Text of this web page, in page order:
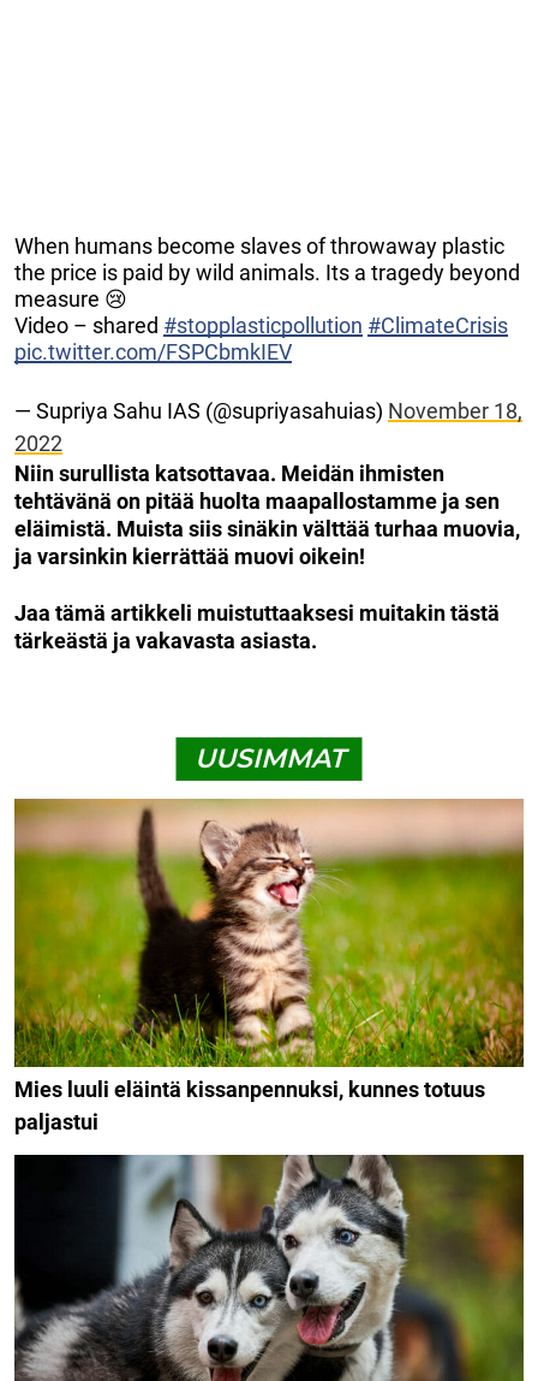
When humans become slaves of throwaway plastic
the price is paid by wild animals. Its a tragedy beyond
measure 😢
Video – shared #stopplasticpollution #ClimateCrisis
pic.twitter.com/FSPCbmkIEV
— Supriya Sahu IAS (@supriyasahuias) November 18,
2022
Niin surullista katsottavaa. Meidän ihmisten
tehtävänä on pitää huolta maapallostamme ja sen
eläimistä. Muista siis sinäkin välttää turhaa muovia,
ja varsinkin kierrättää muovi oikein!
Jaa tämä artikkeli muistuttaaksesi muitakin tästä
tärkeästä ja vakavasta asiasta.
UUSIMMAT
Mies luuli eläintä kissanpennuksi, kunnes totuus
paljastui